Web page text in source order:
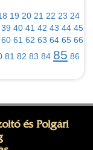
19 20 21 22 23 24
39 40 41 42 43 44 45
60 61 62 63 64 65 66
81 82 83 84 85 86
és Polgári